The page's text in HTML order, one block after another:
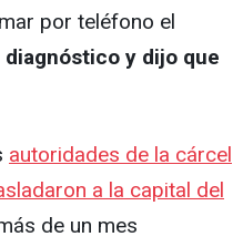
por teléfono el
y dijo que
autoridades de la cárcel
a la capital del
de un mes